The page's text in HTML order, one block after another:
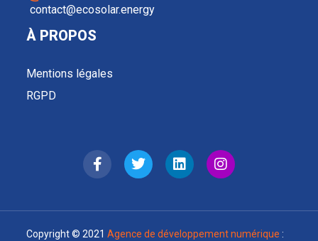
contact@ecosolar.energy
À PROPOS
Mentions légales
RGPD
Copyright © 2021Agence de développement numérique :